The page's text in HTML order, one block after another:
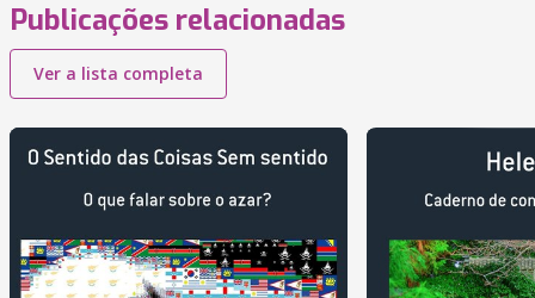
Publicações relacionadas
Ver a lista completa